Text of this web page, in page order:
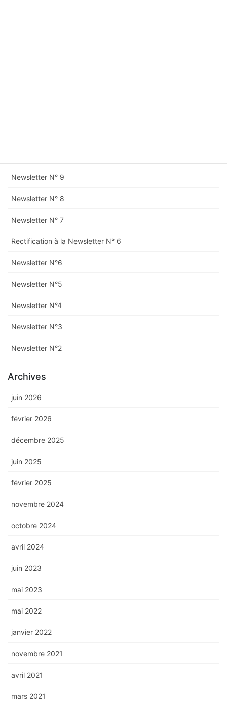
Newsletter N° 9
Newsletter N° 8
Newsletter N° 7
Rectification à la Newsletter N° 6
Newsletter N°6
Newsletter N°5
Newsletter N°4
Newsletter N°3
Newsletter N°2
Archives
juin 2026
février 2026
décembre 2025
juin 2025
février 2025
novembre 2024
octobre 2024
avril 2024
juin 2023
mai 2023
mai 2022
janvier 2022
novembre 2021
avril 2021
mars 2021